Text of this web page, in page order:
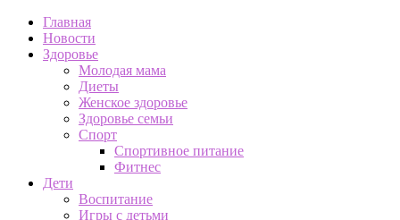
Главная
Новости
Здоровье
Молодая мама
Диеты
Женское здоровье
Здоровье семьи
Спорт
Спортивное питание
Фитнес
Дети
Воспитание
Игры с детьми